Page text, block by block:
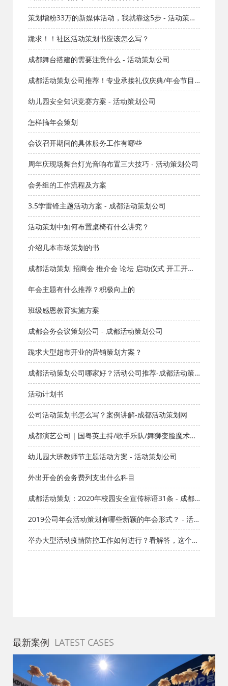
策划增粉33万的新媒体活动，我就靠这5步 - 活动策划
- 红星成都活动公司
跪求！！社区活动策划书应该怎么写？
成都舞台搭建的需要注意什么 - 活动策划公司
成都活动策划公司推荐！专业承接礼仪庆典/年会节目/
创意演出，含礼仪模特/舞蹈歌手/主持人/乐队一站式服
务
幼儿园安全知识竞赛方案 - 活动策划公司
怎样搞年会策划
会议召开期间的具体服务工作有哪些
周年庆现场舞台灯光音响布置三大技巧 - 活动策划公司
会务组的工作流程及方案
3.5学雷锋主题活动方案 - 成都活动策划公司
活动策划中如何布置桌椅有什么讲究？
介绍几本市场策划的书
成都活动策划 招商会 推介会 论坛 启动仪式 开工开业
典礼 乔迁 周年庆典
年会主题有什么推荐？积极向上的
班级感恩教育实施方案
成都会务会议策划公司 - 成都活动策划公司
跪求大型超市开业的营销策划方案？
成都活动策划公司哪家好？活动公司推荐-成都活动策
划网
活动计划书
公司活动策划书怎么写？案例讲解-成都活动策划网
成都演艺公司｜国粤英主持/歌手乐队/舞狮变脸魔术全
阵容演出
幼儿园大班教师节主题活动方案 - 活动策划公司
外出开会的会务费列支出什么科目
成都活动策划：2020年校园安全宣传标语31条 - 成都
活动策划公司
2019公司年会活动策划有哪些新颖的年会形式？ - 活
动策划公司
举办大型活动疫情防控工作如何进行？看解答，这个很
最新案例 LATEST CASES